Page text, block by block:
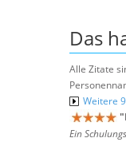
Das
Alle Zitate
Weitere
"
Ein